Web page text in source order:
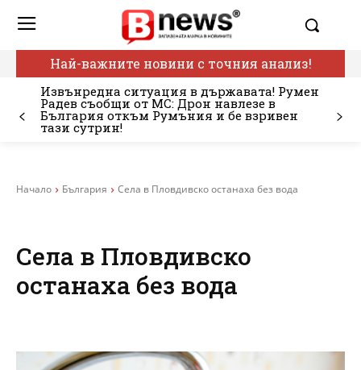
Най-важните новини с точния анализ!
Извънредна ситуация в държавата! Румен
Радев съобщи от МС: Дрон навлезе в
България откъм Румъния и бе взривен
тази сутрин!
Начало България Села в Пловдивско останаха без вода
Села в Пловдивско
останаха без вода